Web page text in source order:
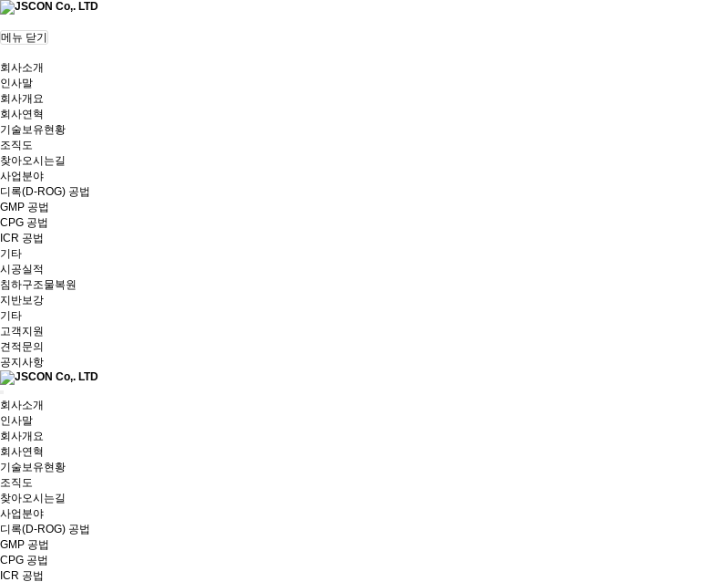
메뉴 닫기
회사소개
인사말
회사개요
회사연혁
기술보유현황
조직도
찾아오시는길
사업분야
디록(D-ROG) 공법
GMP 공법
CPG 공법
ICR 공법
기타
시공실적
침하구조물복원
지반보강
기타
고객지원
견적문의
공지사항
회사소개
인사말
회사개요
회사연혁
기술보유현황
조직도
찾아오시는길
사업분야
디록(D-ROG) 공법
GMP 공법
CPG 공법
ICR 공법